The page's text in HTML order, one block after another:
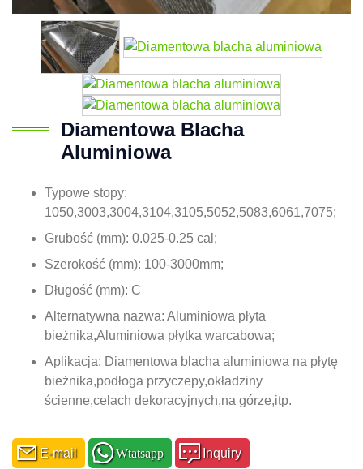
Diamentowa Blacha
Aluminiowa
Typowe stopy:
1050,3003,3004,3104,3105,5052,5083,6061,7075;
Grubość (mm): 0.025-0.25 cal;
Szerokość (mm): 100-3000mm;
Długość (mm): C
Alternatywna nazwa: Aluminiowa płyta
bieżnika,Aluminiowa płytka warcabowa;
Aplikacja: Diamentowa blacha aluminiowa na płytę
bieżnika,podłoga przyczepy,okładziny
ścienne,celach dekoracyjnych,na górze,itp.
E-mail Wtatsapp Inquiry